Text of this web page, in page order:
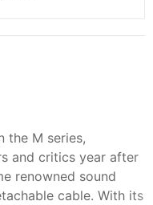
the M series,
and critics year after
renowned sound
cable. With its